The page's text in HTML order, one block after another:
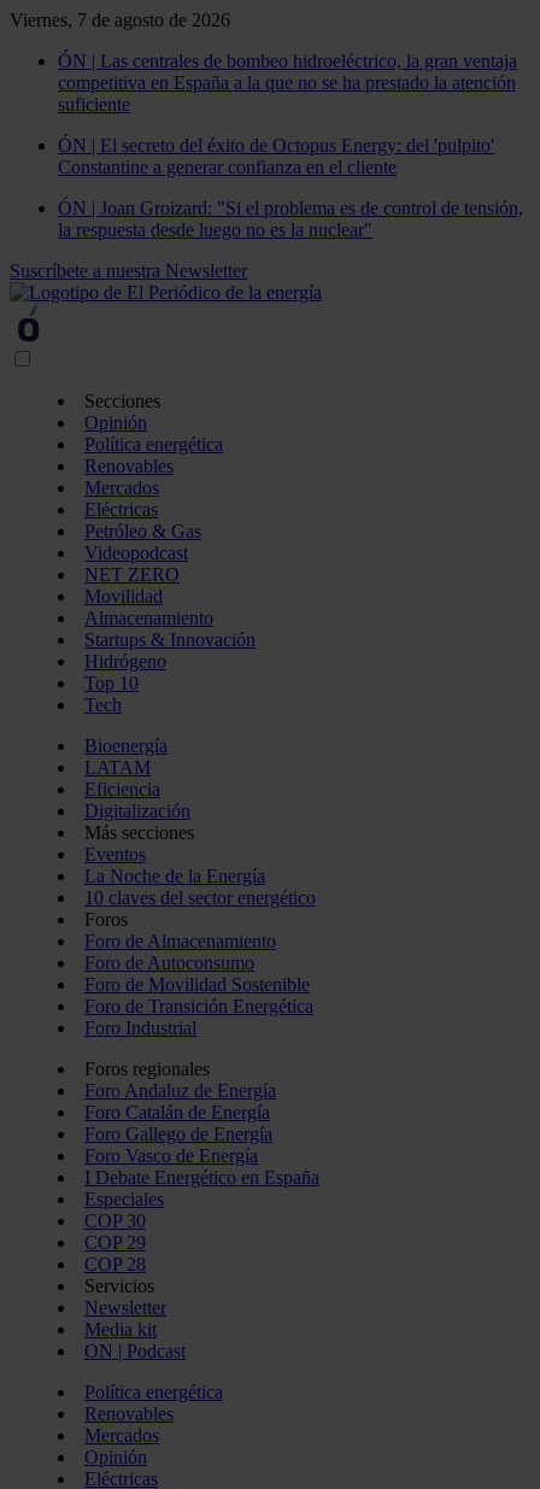
Viernes, 7 de agosto de 2026
ÓN | Las centrales de bombeo hidroeléctrico, la gran ventaja
competitiva en España a la que no se ha prestado la atención
suficiente
ÓN | El secreto del éxito de Octopus Energy: del 'pulpito'
Constantine a generar confianza en el cliente
ÓN | Joan Groizard: "Si el problema es de control de tensión,
la respuesta desde luego no es la nuclear"
Suscríbete a nuestra Newsletter
Secciones
Opinión
Política energética
Renovables
Mercados
Eléctricas
Petróleo & Gas
Videopodcast
NET ZERO
Movilidad
Almacenamiento
Startups & Innovación
Hidrógeno
Top 10
Tech
Bioenergía
LATAM
Eficiencia
Digitalización
Más secciones
Eventos
La Noche de la Energía
10 claves del sector energético
Foros
Foro de Almacenamiento
Foro de Autoconsumo
Foro de Movilidad Sostenible
Foro de Transición Energética
Foro Industrial
Foros regionales
Foro Andaluz de Energía
Foro Catalán de Energía
Foro Gallego de Energía
Foro Vasco de Energía
I Debate Energético en España
Especiales
COP 30
COP 29
COP 28
Servicios
Newsletter
Media kit
ON | Podcast
Política energética
Renovables
Mercados
Opinión
Eléctricas